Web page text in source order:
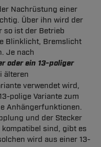
Nachrüstung einer
Über ihn wird der
so ist der Betrieb
Blinklicht, Bremslicht
Je nach
oder ein 13-poliger
älteren
verwendet wird,
polige Variante zum
Anhängerfunktionen.
und der Stecker
sind, gibt es
wird aus einer 13-